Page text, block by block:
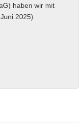
haben wir mit
2025)